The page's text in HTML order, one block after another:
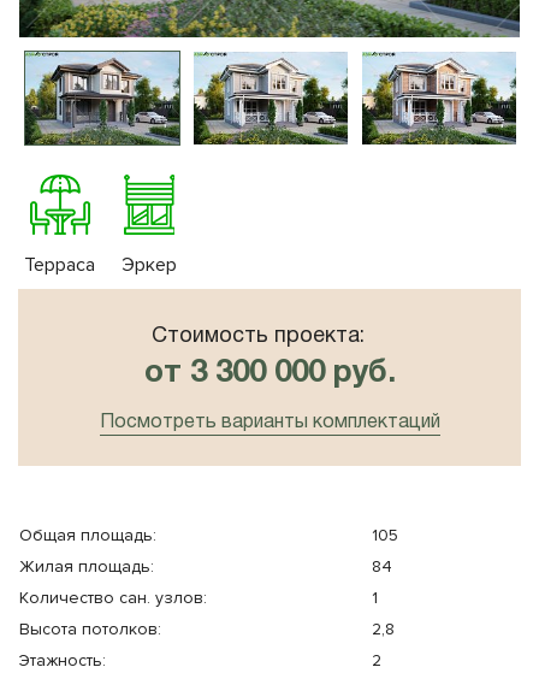
Терраса Эркер
Стоимость проекта:
от 3 300 000 руб.
Посмотреть варианты комплектаций
Общая площадь:
105
Жилая площадь:
84
Количество cан. узлов:
1
Высота потолков:
2,8
Этажность:
2
10x8
10x10
Плоская крыша
Сауна